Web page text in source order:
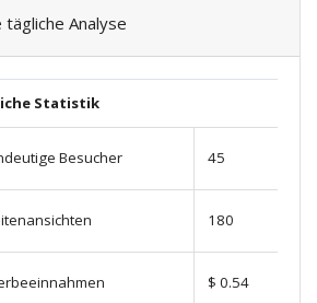
Analyse
Statistik
Besucher 45
180
$ 0.54